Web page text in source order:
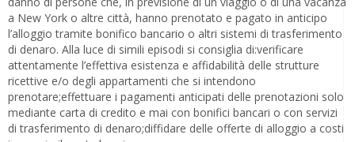
a New York o altre città, hanno prenotato e pagato in anticipo
l’alloggio tramite bonifico bancario o altri sistemi di trasferimento
di denaro. Alla luce di simili episodi si consiglia di:verificare
attentamente l’effettiva esistenza e affidabilità delle strutture
ricettive e/o degli appartamenti che si intendono
prenotare;effettuare i pagamenti anticipati delle prenotazioni solo
mediante carta di credito e mai con bonifici bancari o con servizi
di trasferimento di denaro;diffidare delle offerte di alloggio a costi